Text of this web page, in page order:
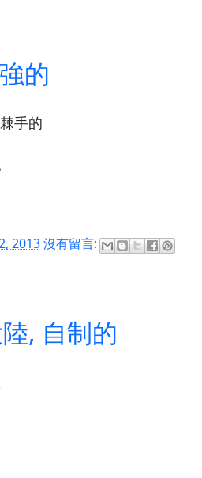
的
手的
2013沒有留言:
, 自制的